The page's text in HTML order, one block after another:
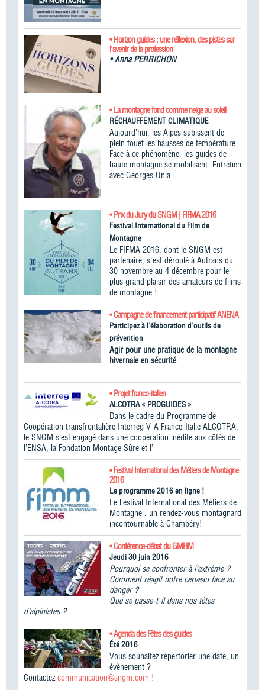
• Horizon guides : une réflexion, des pistes sur
l'avenir de la profession
•Anna PERRICHON
• La montagne fond comme neige au soleil
RÉCHAUFFEMENT CLIMATIQUE
Aujourd’hui, les Alpes subissent de
plein fouet les hausses de température.
Face à ce phénomène, les guides de
haute montagne se mobilisent. Entretien
avec Georges Unia.
• Prix du Jury du SNGM | FIFMA 2016
Festival International du Film de
Montagne
Le FIFMA 2016, dont le SNGM est
partenaire, s'est déroulé à Autrans du
30 novembre au 4 décembre pour le
plus grand plaisir des amateurs de films
de montagne !
• Campagne de financement participatif ANENA
Participez à l'élaboration d'outils de
prévention
Agir pour une pratique de la montagne
hivernale en sécurité
• Projet franco-italien
ALCOTRA « PROGUIDES »
Dans le cadre du Programme de
Coopération transfrontalière Interreg V-A France-Italie ALCOTRA,
le SNGM s’est engagé dans une coopération inédite aux côtés de
l’ENSA, la Fondation Montage Sûre et l’
• Festival International des Métiers de Montagne
2016
Le programme 2016 en ligne !
Le Festival International des Métiers de
Montagne : un rendez-vous montagnard
incontournable à Chambéry!
• Conférence-débat du GMHM
Jeudi 30 juin 2016
Pourquoi se confronter à l’extrême ?
Comment réagit notre cerveau face au
danger ?
Que se passe-t-il dans nos têtes
d’alpinistes ?
• Agenda des Fêtes des guides
Été 2016
Vous souhaitez répertorier une date, un
évènement ?
Contactezcommunication@sngm.com !